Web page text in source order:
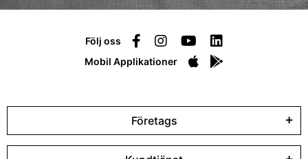
Följ oss
Mobil Applikationer
Företags